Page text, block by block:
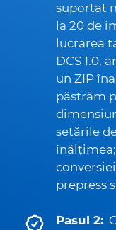
suportat
la 20 de
lucrarea
DCS 1.0,
un ZIP
păstrăm
setările
prepress
Pasul 2: